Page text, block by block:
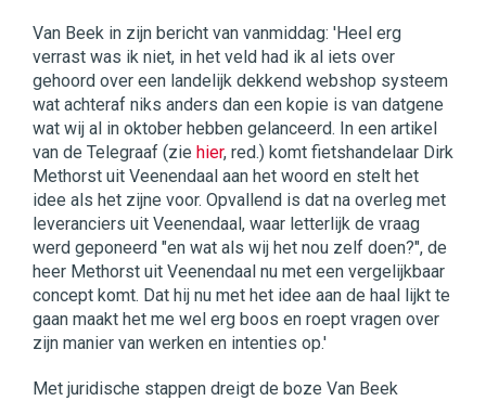
Van Beek in zijn bericht van vanmiddag: 'Heel erg
verrast was ik niet, in het veld had ik al iets over
gehoord over een landelijk dekkend webshop systeem
wat achteraf niks anders dan een kopie is van datgene
wat wij al in oktober hebben gelanceerd. In een artikel
van de Telegraaf (zie hier, red.) komt fietshandelaar Dirk
Methorst uit Veenendaal aan het woord en stelt het
idee als het zijne voor. Opvallend is dat na overleg met
leveranciers uit Veenendaal, waar letterlijk de vraag
werd geponeerd "en wat als wij het nou zelf doen?", de
heer Methorst uit Veenendaal nu met een vergelijkbaar
concept komt. Dat hij nu met het idee aan de haal lijkt te
gaan maakt het me wel erg boos en roept vragen over
zijn manier van werken en intenties op.'
Met juridische stappen dreigt de boze Van Beek